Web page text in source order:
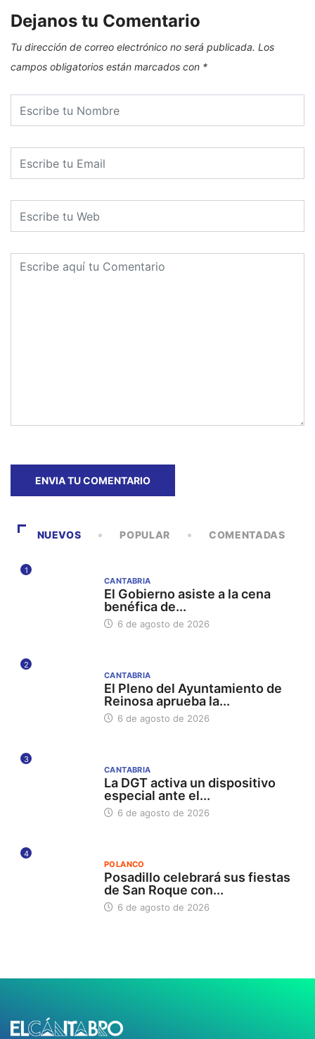
Dejanos tu Comentario
Tu dirección de correo electrónico no será publicada. Los
campos obligatorios están marcados con *
NUEVOS POPULAR COMENTADAS
1
CANTABRIA
El Gobierno asiste a la cena
benéfica de...
6 de agosto de 2026
2
CANTABRIA
El Pleno del Ayuntamiento de
Reinosa aprueba la...
6 de agosto de 2026
3
CANTABRIA
La DGT activa un dispositivo
especial ante el...
6 de agosto de 2026
4
POLANCO
Posadillo celebrará sus fiestas
de San Roque con...
6 de agosto de 2026